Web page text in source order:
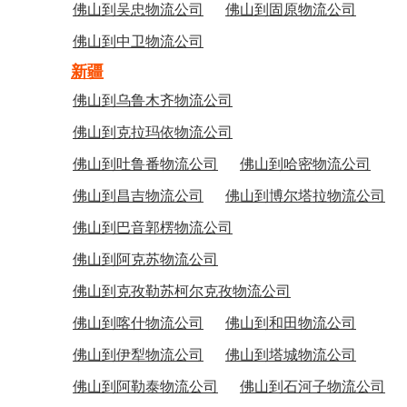
佛山到吴忠物流公司 佛山到固原物流公司
佛山到中卫物流公司
新疆
佛山到乌鲁木齐物流公司
佛山到克拉玛依物流公司
佛山到吐鲁番物流公司 佛山到哈密物流公司
佛山到昌吉物流公司 佛山到博尔塔拉物流公司
佛山到巴音郭楞物流公司
佛山到阿克苏物流公司
佛山到克孜勒苏柯尔克孜物流公司
佛山到喀什物流公司 佛山到和田物流公司
佛山到伊犁物流公司 佛山到塔城物流公司
佛山到阿勒泰物流公司 佛山到石河子物流公司